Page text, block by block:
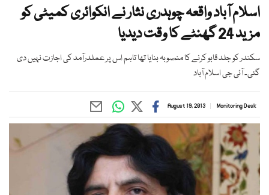
اسلام آباد واقعہ چوہدری نثار نے انکوائری کمیٹی کو
مزید 24 گھنٹے کا وقت دیدیا
سکندر کو جلد قابو کرنے کا منصوبہ بنایا تھا تاہم اس پر عملدرآمد کی اجازت نہیں دی
گئی۔ آئی جی اسلام آباد
Monitoring Desk
August 19, 2013